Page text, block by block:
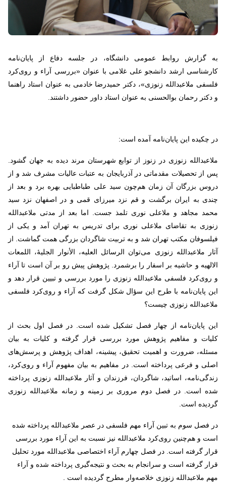
به گزارش روابط عمومی دانشگاه، در جلسه دفاع از پایان‌نامه
کارشناسی ارشد دانشجو علی غلامی با عنوان «بررسی آراء و روی‌کرد
فلسفی ملاعبدالله زنوزی»، دکتر حمیدرضا خادمی به عنوان استاد راهنما
و دکتر رحمان بوالحسنی به عنوان استاد داور حضور داشتند.
در چکیده این پایان‌نامه آمده است:
ملاعبدالله زنوزی در زنوز از توابع شهرستان مرند دیده به جهان گشود.
پس از تحصیلات مقدماتی در آذربایجان به عتبات عالیات مشرف شد و از
دروس بزرگان آن زمان هم‌چون سید علی طباطبایی بهره برد و بعد از
چندی به ایران برگشت و قم نزد میرزای قمی و در اصفهان نزد سید
محمد مجاهد و ملاعلی نوری تلمذ جست. اما بعد از مدتی ملاعبدالله
زنوزی به تقاضای ملاعلی نوری برای تدریس به تهران آمد و یکی از
فیلسوفان مکتب تهران شد و به تربیت شاگردان بزرگی همت گماشت. از
آثار ملاعبدالله زنوزی می‌توان الرسائل العلیه، الأنوار الجلیۀ، اللمعات
الالهیه و حاشیه بر اسفار را برشمرد. پژوهش پیش رو بر آن است تا آراء
و روی‌کرد فلسفی ملاعبدالله زنوزی را مورد بررسی و تبیین قرار دهد و
این پایان‌نامه با طرح این سؤال شکل گرفت که آراء و روی‌کرد فلسفی
ملاعبدالله زنوزی چیست؟
این پایان‌نامه از چهار فصل تشکیل شده است. در فصل اول بحث از
کلیات و مفاهیم پژوهش مورد بررسی قرار گرفته و کلیات به بیان
مسئله، ضرورت و اهمیت تحقیق، پیشینه، اهداف پژوهش و پرسش‌های
اصلی و فرعی پرداخته است. در مفاهیم به بیان مفهوم آراء و روی‌کرد،
زندگی‌نامه، اساتید، شاگردان، فرزندان و آثار ملاعبدالله زنوزی پرداخته
شده است. در فصل دوم مروری بر زمینه و زمانه ملاعبدالله زنوزی
گردیده است.
در فصل سوم به تبین آراء مهم فلسفی در عصر ملاعبدالله پرداخته شده
است و هم‌چنین روی‌کرد ملاعبدالله نیز نسبت به این آراء مورد بررسی
قرار گرفته است. در فصل چهارم آراء اختصاصی ملاعبدالله مورد تحلیل
قرار گرفته است و سرانجام به بحث و نتیجه‌گیری پرداخته شده و آراء
مهم ملاعبدالله زنوزی خلاصه‌وار مطرح گردیده است .